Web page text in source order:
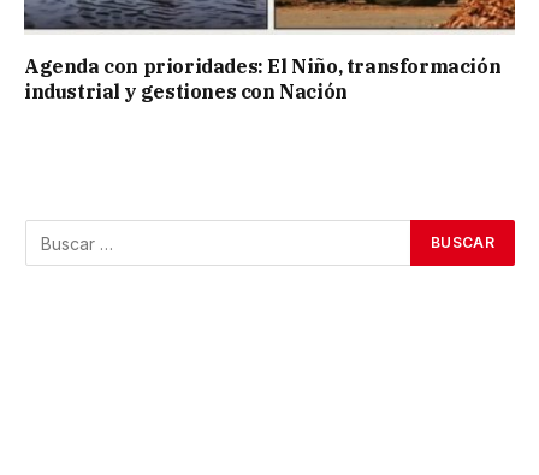
Agenda con prioridades: El Niño, transformación
industrial y gestiones con Nación